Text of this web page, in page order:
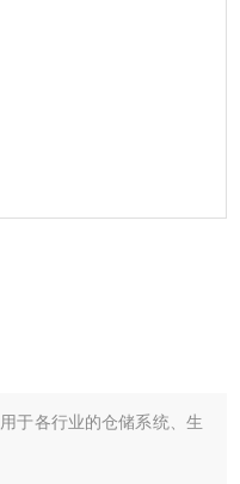
于各行业的仓储系统、生